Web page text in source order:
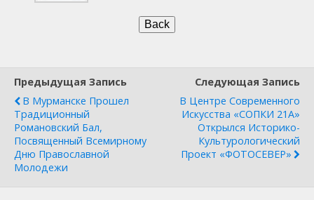
Предыдущая Запись
В Мурманске Прошел
Традиционный
Романовский Бал,
Посвященный Всемирному
Дню Православной
Молодежи
Следующая Запись
В Центре Современного
Искусства «СОПКИ 21А»
Открылся Историко-
Культурологический
Проект «ФОТОСЕВЕР»